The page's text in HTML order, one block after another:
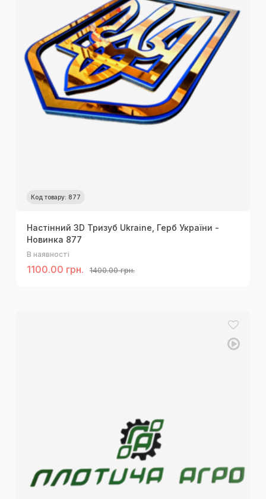
Код товару: 877
Настінний 3D Тризуб Ukraine, Герб України -
Новинка 877
В наявності
1100.00 грн. 1400.00 грн.